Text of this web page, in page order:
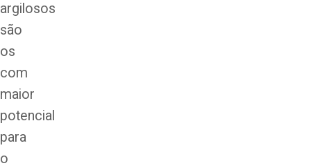
argilosos
são
os
com
maior
potencial
para
o